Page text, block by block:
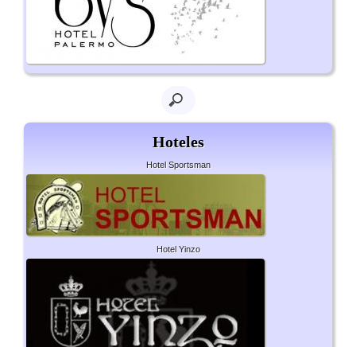
Hoteles
Hotel Sportsman
Hotel Yinzo